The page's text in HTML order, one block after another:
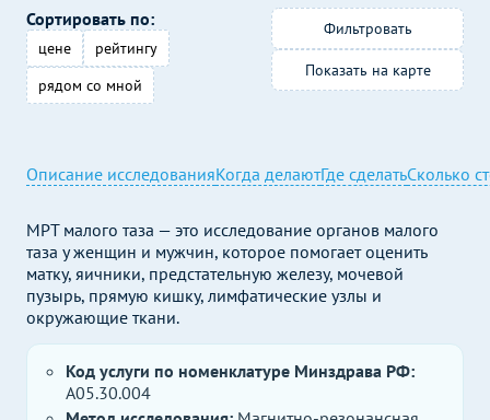
Сортировать по:
цене
рейтингу
рядом со мной
Фильтровать
Показать на карте
Описание исследованияКогда делаютГде сделатьСколько
МРТ малого таза — это исследование органов малого
таза у женщин и мужчин, которое помогает оценить
матку, яичники, предстательную железу, мочевой
пузырь, прямую кишку, лимфатические узлы и
окружающие ткани.
Код услуги по номенклатуре Минздрава РФ:
A05.30.004